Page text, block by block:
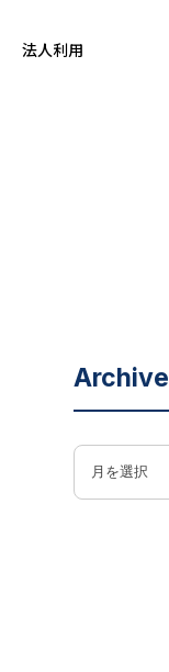
法人利用
Archive